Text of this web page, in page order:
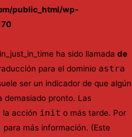
public_html/wp-
ha sido llamada de
para el dominio astra
ser un indicador de que algún
demasiado pronto. Las
la acción init o más tarde. Por
para más información. (Este